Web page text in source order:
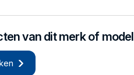
van dit merk of model